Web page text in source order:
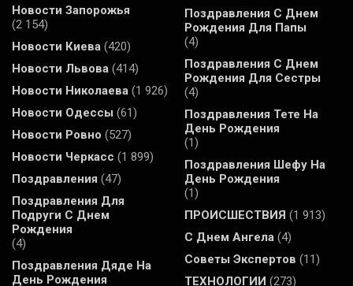
Новости Запорожья
(2 154)
Новости Киева (420)
Новости Львова (414)
Новости Николаева (1 926)
Новости Одессы (61)
Новости Ровно (527)
Новости Черкасс (1 899)
Поздравления (47)
Поздравления Для
Подруги С Днем
Рождения
(4)
Поздравления Дяде На
День Рождения
Поздравления С Днем
Рождения Для Папы
(4)
Поздравления С Днем
Рождения Для Сестры
(4)
Поздравления Тете На
День Рождения
(1)
Поздравления Шефу На
День Рождения
(1)
ПРОИСШЕСТВИЯ (1 913)
С Днем Ангела (4)
Советы Экспертов (11)
ТЕХНОЛОГИИ (273)